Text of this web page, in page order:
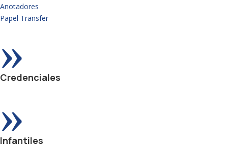
Anotadores
Papel Transfer
»
Credenciales
»
Infantiles